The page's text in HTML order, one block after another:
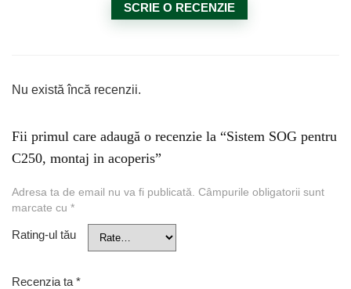
SCRIE O RECENZIE
Nu există încă recenzii.
Fii primul care adaugă o recenzie la “Sistem SOG pentru
C250, montaj in acoperis”
Adresa ta de email nu va fi publicată. Câmpurile obligatorii sunt
marcate cu *
Rating-ul tău
Recenzia ta *